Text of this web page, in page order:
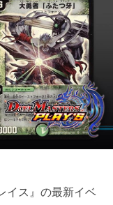
イス』の最新イベ